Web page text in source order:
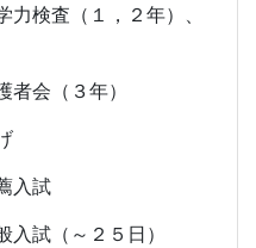
力検査（１，２年）、
者会（３年）
入試
入試（～２５日）